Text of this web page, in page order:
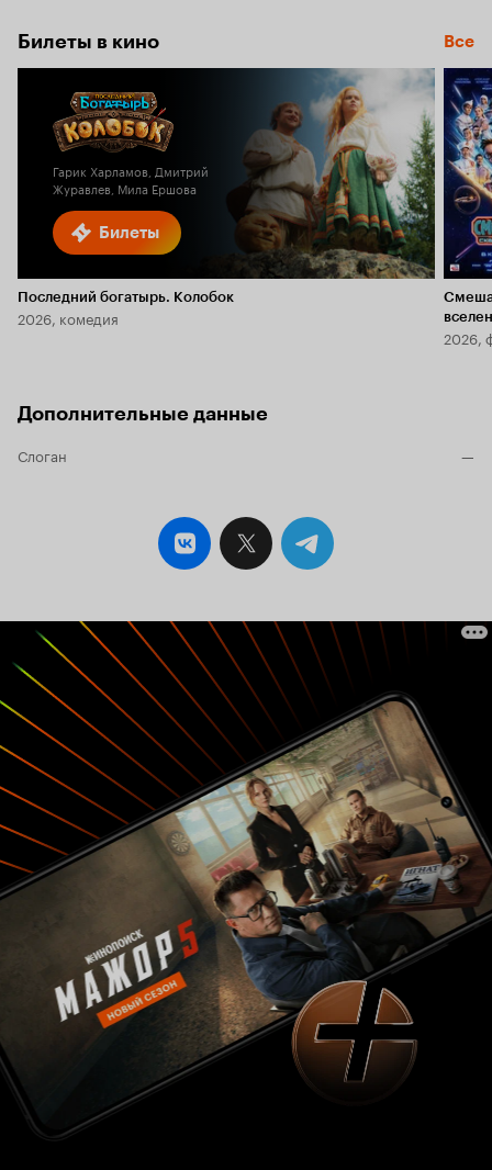
Билеты в кино Все
Билеты
Гарик Харламов, Дмитрий
Журавлев, Мила Ершова
Последний богатырь. Колобок
2026, комедия
2026,
Дополнительные данные
Слоган —